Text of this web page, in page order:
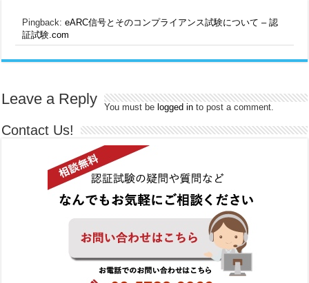
Pingback:eARC信号とそのコンプライアンス試験について – 認
証試験.com
Leave a Reply You must be logged in to post a comment.
Contact Us!